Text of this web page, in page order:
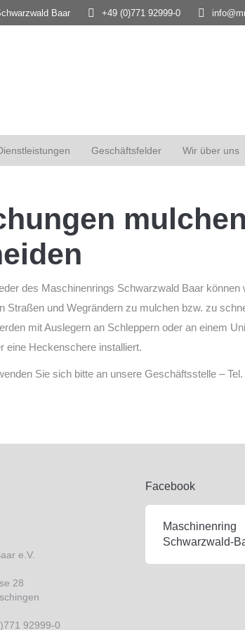
Baar +49 (0)771 92999-0
Geschäftsfelder Wir über uns
des Maschinenrings Schwarzwald Baar
Straßen und Wegrändern zu mulchen bzw. zu
mit Auslegern an Schleppern oder an einem
eine Heckenschere installiert.
Sie sich bitte an unsere Geschäftsstelle –
e.V.
28
92999-0
Facebook
Maschinenring
Schwarzwald-